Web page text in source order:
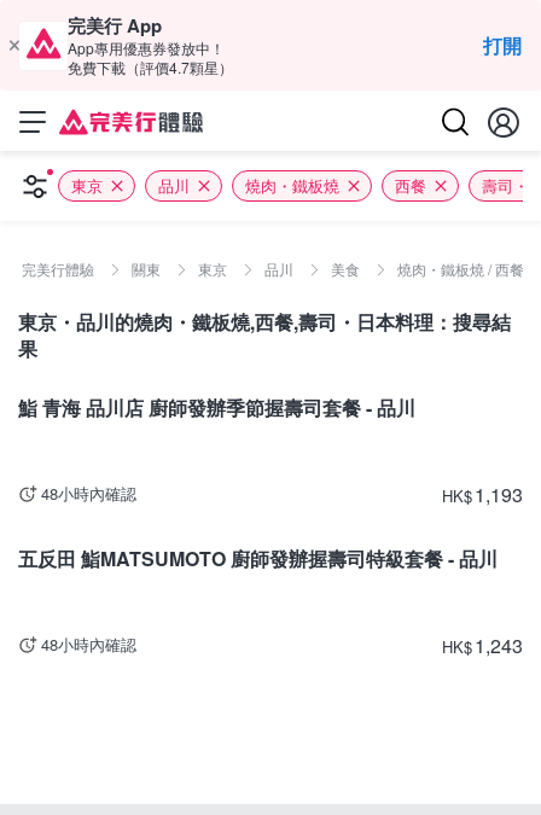
完美行 App
App專用優惠券發放中！
免費下載（評價4.7顆星）
打開
東京 品川 燒肉・鐵板燒 西餐 壽司・
完美行體驗 關東 東京 品川 美食 燒肉・鐵板燒 / 西餐 /
東京・品川的燒肉・鐵板燒,西餐,壽司・日本料理：搜尋結
果
鮨 青海 品川店 廚師發辦季節握壽司套餐 - 品川
48小時內確認 HK$1,193
五反田 鮨MATSUMOTO 廚師發辦握壽司特級套餐 - 品川
48小時內確認 HK$1,243